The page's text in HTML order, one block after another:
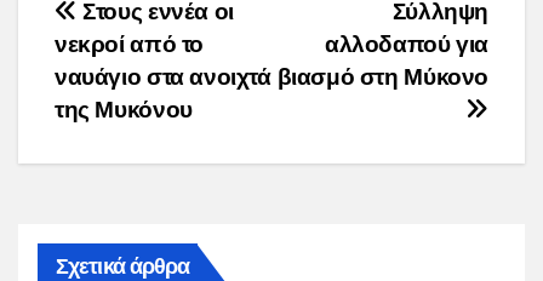
Post
navigation
Σύλληψη
αλλοδαπού για
βιασμό στη Μύκονο
Στους εννέα οι
νεκροί από το
ναυάγιο στα ανοιχτά
της Μυκόνου
Σχετικά άρθρα